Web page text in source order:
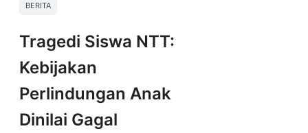
BERITA
Tragedi Siswa NTT:
Kebijakan
Perlindungan Anak
Dinilai Gagal